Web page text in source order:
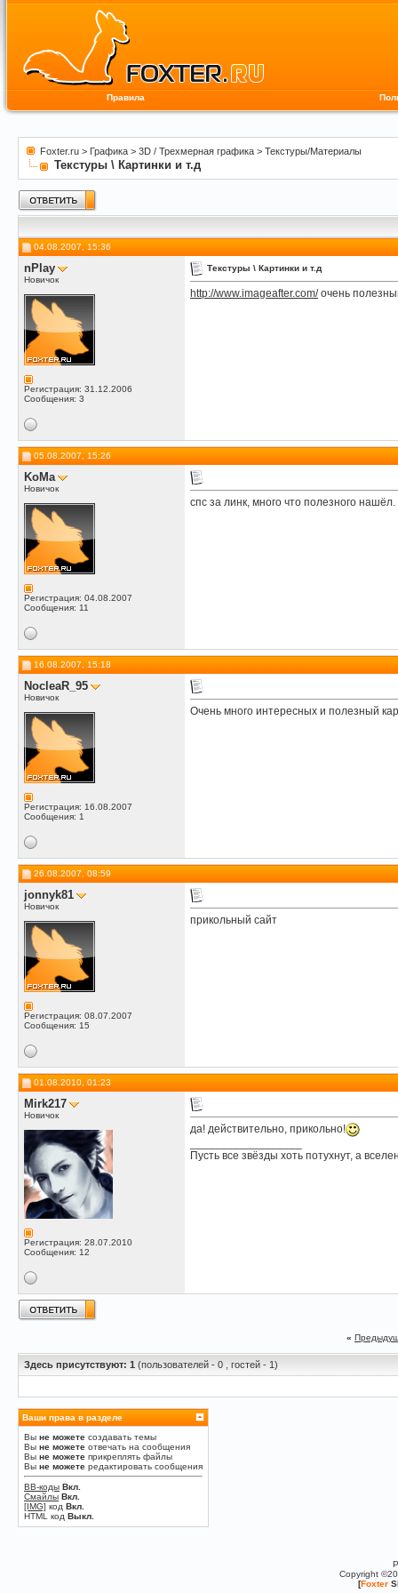
Правила
Foxter.ru > Графика > 3D / Трехмерная графика > Текстуры/Материалы
Текстуры \ Картинки и т.д
04.08.2007, 15:36
nPlay
Новичок
Регистрация: 31.12.2006
Сообщения: 3
Текстуры \ Картинки и т.д
http://www.imageafter.com/очень
05.08.2007, 15:26
KoMa
Новичок
Регистрация: 04.08.2007
Сообщения: 11
спс за линк, много что полезного нашёл.
16.08.2007, 15:18
NocleaR_95
Новичок
Регистрация: 16.08.2007
Сообщения: 1
Очень много интересных и полезный
26.08.2007, 08:59
jonnyk81
Новичок
Регистрация: 08.07.2007
Сообщения: 15
прикольный сайт
01.08.2010, 01:23
Mirk217
Новичок
Регистрация: 28.07.2010
Сообщения: 12
да! действительно, прикольно!
Пусть все звёзды хоть потухнут, а
«
Здесь присутствуют: 1 (пользователей - 0 , гостей - 1)
Ваши права в разделе
Вы не можете создавать темы
Вы не можете отвечать на сообщения
Вы не можете прикреплять файлы
Вы не можете редактировать сообщения
BB-коды Вкл.
Смайлы Вкл.
[IMG] код Вкл.
HTML код Выкл.
Copyright
[Foxter